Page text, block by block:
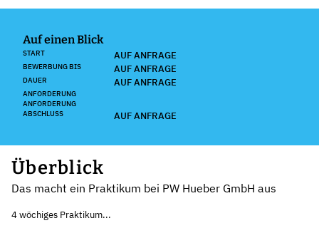
Auf einen Blick
START AUF ANFRAGE
BEWERBUNG BIS AUF ANFRAGE
DAUER AUF ANFRAGE
ANFORDERUNG
ANFORDERUNG
ABSCHLUSS
AUF ANFRAGE
Überblick
Das macht ein Praktikum bei PW Hueber GmbH aus
4 wöchiges Praktikum...